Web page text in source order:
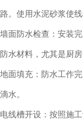
路。使用水泥砂浆使
墙面防水检查：安装
防水材料，尤其是厨
地面填充：防水工作
滴水。
电线槽开设：按照施